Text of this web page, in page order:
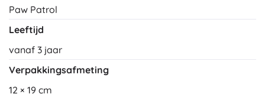
Paw Patrol
Leeftijd
vanaf 3 jaar
Verpakkingsafmeting
12 × 19 cm